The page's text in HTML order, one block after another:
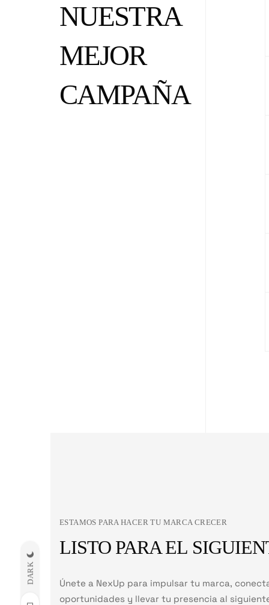
DARK
NUESTRA
MEJOR
CAMPAÑA
ESTAMOS PARA HACER TU MARCA CRECER
LISTO PARA EL
Únete a NexUp para impulsar tu marca,
oportunidades y llevar tu presencia al